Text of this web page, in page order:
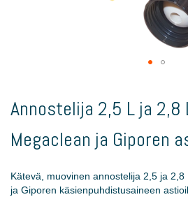
the
of
the
gallery
Annostelija 2,5 L ja 2,8
Megaclean ja Giporen
Kätevä, muovinen annostelija 2,5 ja
ja Giporen käsienpuhdistusaineen